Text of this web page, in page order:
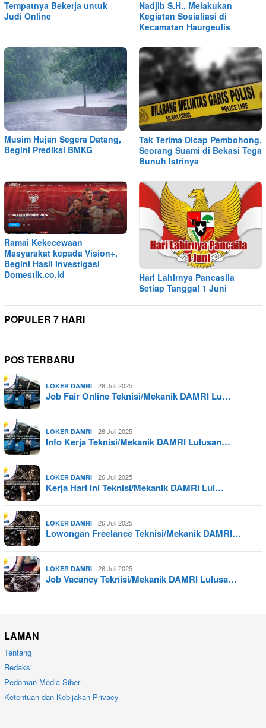
Tempatnya Bekerja untuk
Judi Online
Nadjib S.H., Melakukan
Kegiatan Sosialiasi di
Kecamatan Haurgeulis
Musim Hujan Segera Datang,
Begini Prediksi BMKG
Tak Terima Dicap Pembohong,
Seorang Suami di Bekasi Tega
Bunuh Istrinya
Ramai Kekecewaan
Masyarakat kepada Vision+,
Begini Hasil Investigasi
Domestik.co.id
Hari Lahirnya Pancasila
Setiap Tanggal 1 Juni
POPULER 7 HARI
POS TERBARU
LOKER DAMRI 26 Juli 2025
Job Fair Online Teknisi/Mekanik DAMRI Lu…
LOKER DAMRI 26 Juli 2025
Info Kerja Teknisi/Mekanik DAMRI Lulusan…
LOKER DAMRI 26 Juli 2025
Kerja Hari Ini Teknisi/Mekanik DAMRI Lul…
LOKER DAMRI 26 Juli 2025
Lowongan Freelance Teknisi/Mekanik DAMRI…
LOKER DAMRI 26 Juli 2025
Job Vacancy Teknisi/Mekanik DAMRI Lulusa…
LAMAN
Tentang
Redaksi
Pedoman Media Siber
Ketentuan dan Kebijakan Privacy